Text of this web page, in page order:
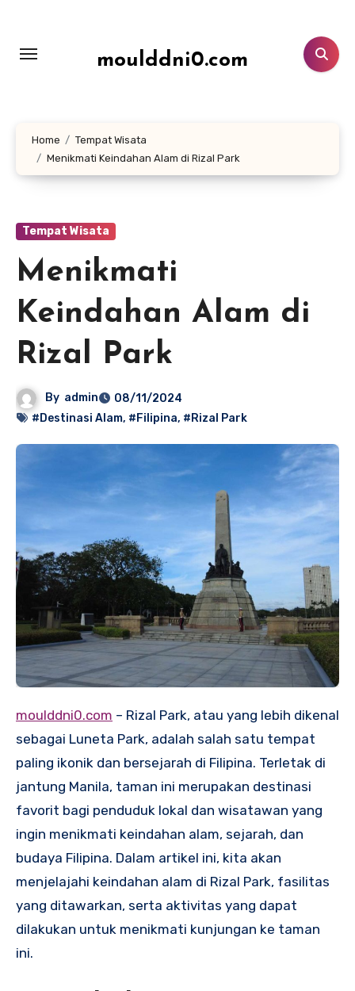
konten
moulddni0.com
Home
Tempat Wisata
Menikmati Keindahan Alam di Rizal Park
Tempat Wisata
Menikmati
Keindahan Alam di
Rizal Park
By admin
08/11/2024
#Destinasi Alam, #Filipina, #Rizal Park
moulddni0.com – Rizal Park, atau yang lebih dikenal
sebagai Luneta Park, adalah salah satu tempat
paling ikonik dan bersejarah di Filipina. Terletak di
jantung Manila, taman ini merupakan destinasi
favorit bagi penduduk lokal dan wisatawan yang
ingin menikmati keindahan alam, sejarah, dan
budaya Filipina. Dalam artikel ini, kita akan
menjelajahi keindahan alam di Rizal Park, fasilitas
yang ditawarkan, serta aktivitas yang dapat
dilakukan untuk menikmati kunjungan ke taman
ini.